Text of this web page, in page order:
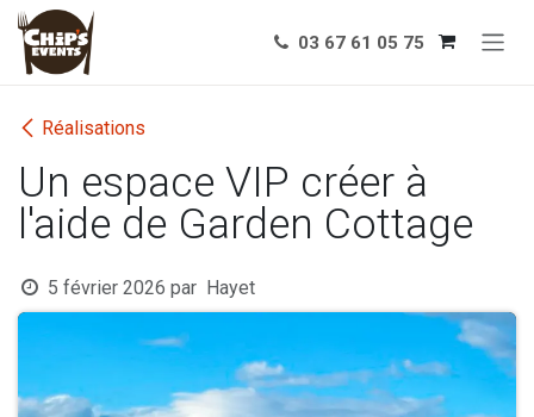
Se rendre au contenu
03 67 61 05 75
Réalisations
Un espace VIP créer à
l'aide de Garden Cottage
5 février 2026 par Hayet